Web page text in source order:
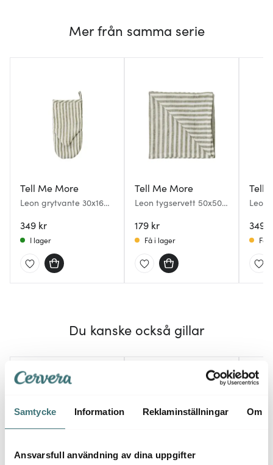
Samtycke Information Reklaminställningar Om
Ansvarsfull användning av dina uppgifter
Mer från samma serie
Tell Me More
Leon grytvante 30x16
349 kr
I lager
Tell Me More
Leon tygservett 50x50
179 kr
Få i lager
Tell
Leon
349
Få
Du kanske också gillar